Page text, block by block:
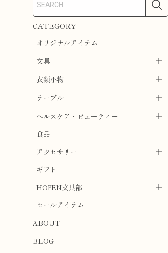
CATEGORY
オリジナルアイテム
文具
衣類小物
テーブル
ヘルスケア・ビューティー
食品
アクセサリー
ギフト
HOPEN文具部
セールアイテム
ABOUT
BLOG